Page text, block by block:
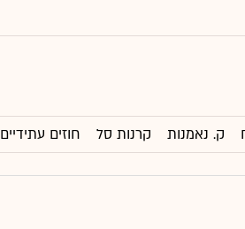
ק. נאמנות קרנות סל חוזים עתידיים